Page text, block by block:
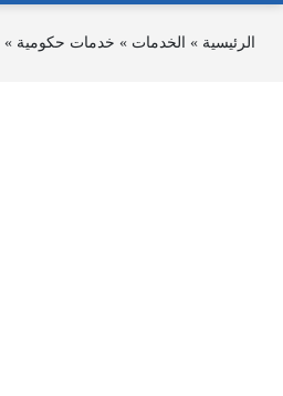
الرئيسية » الخدمات » خدمات حكومية »